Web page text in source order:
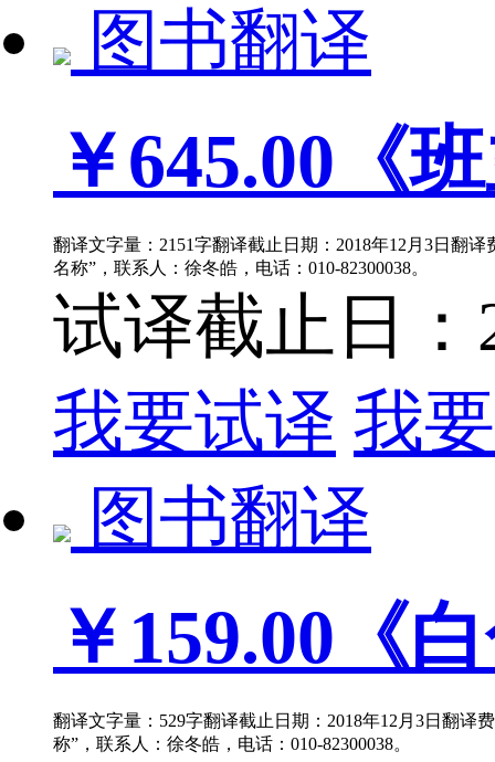
图书翻译
￥645.00 《
翻译文字量：2151字翻译截止日期：2018年12月3日翻
名称”，联系人：徐冬皓，电话：010-82300038。
试译截止日：
我要试译 我
图书翻译
￥159.00 《
翻译文字量：529字翻译截止日期：2018年12月3日翻译
称”，联系人：徐冬皓，电话：010-82300038。